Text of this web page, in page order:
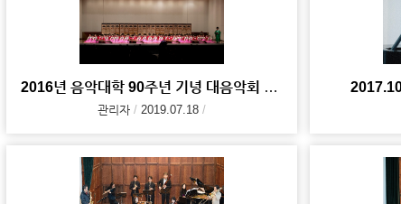
2016년 음악대학 90주년 기녕 대음악회 사진 자료
관리자 2019.07.18